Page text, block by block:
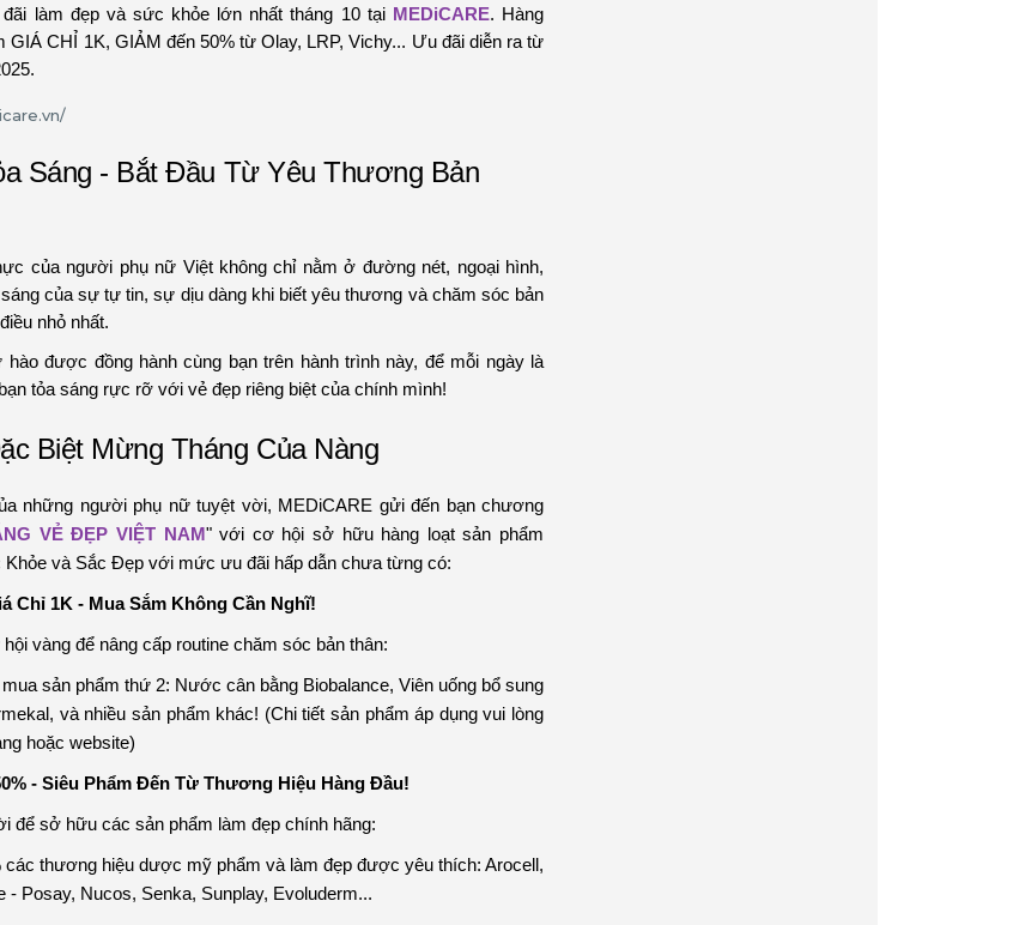
làm đẹp và sức khỏe lớn nhất tháng 10 tại MEDiCARE. Hàng
GIÁ CHỈ 1K, GIẢM đến 50% từ Olay, LRP, Vichy... Ưu đãi diễn ra từ
Sáng - Bắt Đầu Từ Yêu Thương Bản
của người phụ nữ Việt không chỉ nằm ở đường nét, ngoại hình,
của sự tự tin, sự dịu dàng khi biết yêu thương và chăm sóc bản
nhỏ nhất.
hào được đồng hành cùng bạn trên hành trình này, để mỗi ngày là
tỏa sáng rực rỡ với vẻ đẹp riêng biệt của chính mình!
Biệt Mừng Tháng Của Nàng
những người phụ nữ tuyệt vời, MEDiCARE gửi đến bạn chương
VẺ ĐẸP VIỆT NAM" với cơ hội sở hữu hàng loạt sản phẩm
và Sắc Đẹp với mức ưu đãi hấp dẫn chưa từng có:
Chỉ 1K - Mua Sắm Không Cần Nghĩ!
vàng để nâng cấp routine chăm sóc bản thân:
sản phẩm thứ 2: Nước cân bằng Biobalance, Viên uống bổ sung
và nhiều sản phẩm khác! (Chi tiết sản phẩm áp dụng vui lòng
hoặc website)
- Siêu Phẩm Đến Từ Thương Hiệu Hàng Đầu!
để sở hữu các sản phẩm làm đẹp chính hãng:
các thương hiệu dược mỹ phẩm và làm đẹp được yêu thích: Arocell,
- Posay, Nucos, Senka, Sunplay, Evoluderm...